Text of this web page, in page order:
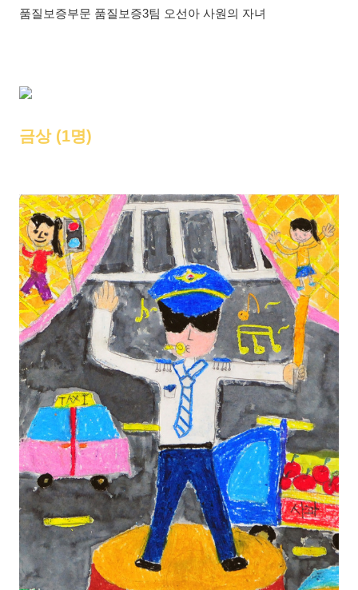
품질보증부문 품질보증3팀 오선아 사원의 자녀
금상 (1명)